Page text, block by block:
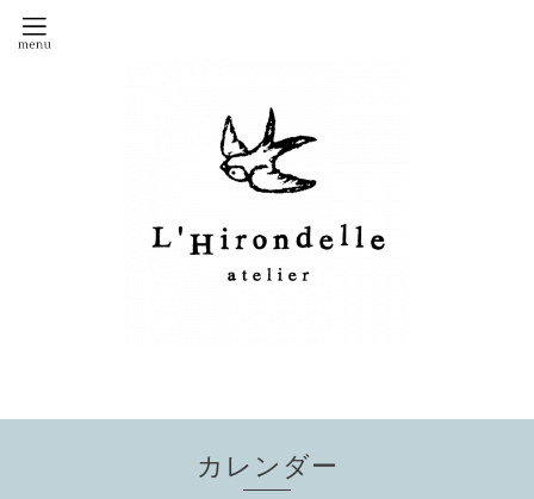
カレンダー